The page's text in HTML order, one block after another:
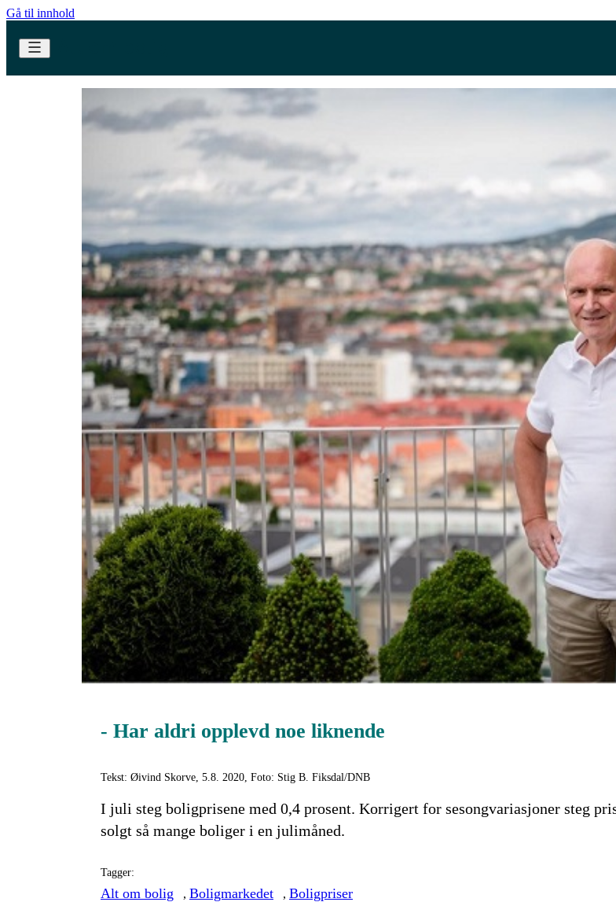
Gå til innhold
- Har aldri opplevd noe liknende
Tekst: Øivind Skorve, 5.8. 2020, Foto: Stig B. Fiksdal/DNB
I juli steg boligprisene med 0,4 prosent. Korrigert for sesongvariasjoner steg
solgt så mange boliger i en julimåned.
Tagger:
Alt om bolig , Boligmarkedet , Boligpriser